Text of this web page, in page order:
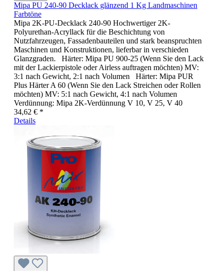
Mipa PU 240-90 Decklack glänzend 1 Kg Landmaschinen
Farbtöne
Mipa 2K-PU-Decklack 240-90 Hochwertiger 2K-
Polyurethan-Acryllack für die Beschichtung von
Nutzfahrzeugen, Fassadenbauteilen und stark beanspruchten
Maschinen und Konstruktionen, lieferbar in verschieden
Glanzgraden. Härter: Mipa PU 900-25 (Wenn Sie den Lack
mit der Lackierpistole oder Airless auftragen möchten) MV:
3:1 nach Gewicht, 2:1 nach Volumen Härter: Mipa PUR
Plus Härter A 60 (Wenn Sie den Lack Streichen oder Rollen
möchten) MV: 5:1 nach Gewicht, 4:1 nach Volumen
Verdünnung: Mipa 2K-Verdünnung V 10, V 25, V 40
34,62 € *
Details